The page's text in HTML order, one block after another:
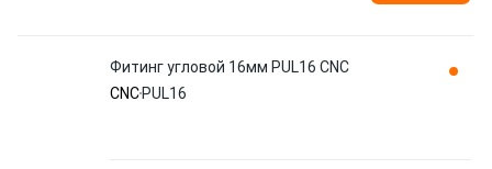
Фитинг угловой 16мм PUL16 CNC
CNC PUL16